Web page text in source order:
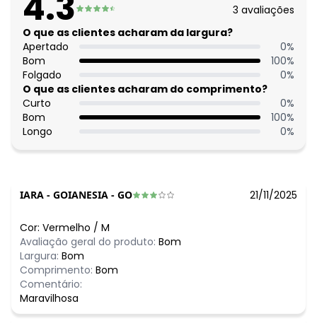
Modelo da manga: Morcego
Complemento: Leve transparência;
Comprimento: Curto
Fechamento: Em zíper
Material: Crepe Plano
Estação: Verão
Situação de Uso: Festa
Composição Material: 100% Poliéster
Histórico de preços
agosto/2026
N/D*
junho/2026
maio/2026
abril/2026
março/2026
fevereiro/2026
3 avaliações
O que as clientes acharam da largura?
Apertado
0%
Bom
100%
Folgado
0%
O que as clientes acharam do comprimento?
Curto
0%
Bom
100%
Longo
0%
IARA - GOIANESIA - GO 21/11/2025
Cor: Vermelho / M
Avaliação geral do produto: Bom
Largura: Bom
Comprimento: Bom
Comentário:
Maravilhosa